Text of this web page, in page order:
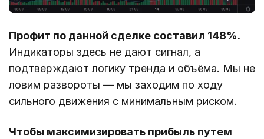
Профит по данной сделке составил 148%.
Индикаторы здесь не дают сигнал, а
подтверждают логику тренда и объёма. Мы не
ловим развороты — мы заходим по ходу
сильного движения с минимальным риском.
Чтобы максимизировать прибыль путем